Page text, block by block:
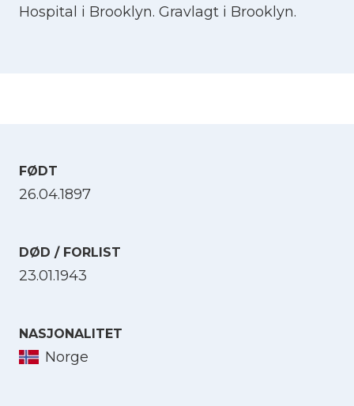
Hospital i Brooklyn. Gravlagt i Brooklyn.
FØDT
26.04.1897
DØD / FORLIST
23.01.1943
NASJONALITET
Norge